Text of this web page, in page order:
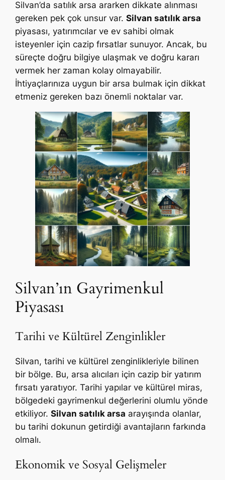
Silvan’da satılık arsa ararken dikkate alınması
gereken pek çok unsur var.Silvan satılık arsa
piyasası, yatırımcılar ve ev sahibi olmak
isteyenler için cazip fırsatlar sunuyor. Ancak, bu
süreçte doğru bilgiye ulaşmak ve doğru kararı
vermek her zaman kolay olmayabilir.
İhtiyaçlarınıza uygun bir arsa bulmak için dikkat
etmeniz gereken bazı önemli noktalar var.
Silvan’ın Gayrimenkul
Piyasası
Tarihi ve Kültürel Zenginlikler
Silvan, tarihi ve kültürel zenginlikleriyle bilinen
bir bölge. Bu, arsa alıcıları için cazip bir yatırım
fırsatı yaratıyor. Tarihi yapılar ve kültürel miras,
bölgedeki gayrimenkul değerlerini olumlu yönde
etkiliyor.Silvan satılık arsa arayışında olanlar,
bu tarihi dokunun getirdiği avantajların farkında
olmalı.
Ekonomik ve Sosyal Gelişmeler